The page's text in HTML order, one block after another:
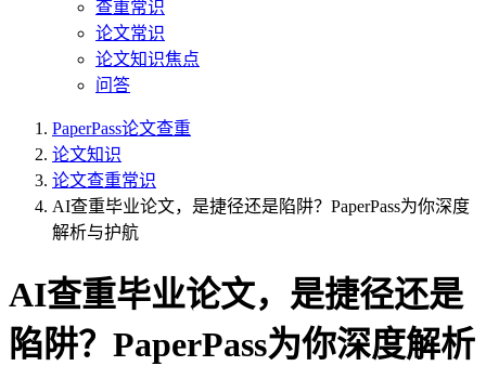
查重常识
论文常识
论文知识焦点
问答
PaperPass论文查重
论文知识
论文查重常识
AI查重毕业论文，是捷径还是陷阱？PaperPass为你深度
解析与护航
AI查重毕业论文，是捷径还是
陷阱？PaperPass为你深度解析